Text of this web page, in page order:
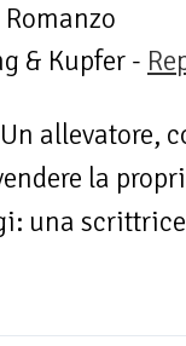
| Romanzo
& Kupfer -
allevatore,
la
una